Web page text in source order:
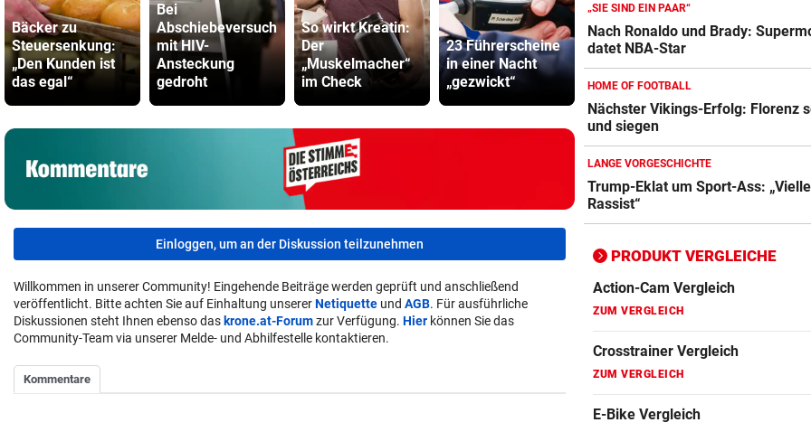
Bäcker zu
Steuersenkung:
„Den Kunden ist
das egal“
Bei
Abschiebeversuch
mit HIV-
Ansteckung
gedroht
So wirkt Kreatin:
Der
„Muskelmacher“
im Check
23 Führerscheine
in einer Nacht
„gezwickt“
Erstmals seit
April: Schwärzler
im Viertelfinale
lockt
Einloggen, um an der Diskussion teilzunehmen
Willkommen in unserer Community! Eingehende Beiträge werden geprüft und anschließend
veröffentlicht. Bitte achten Sie auf Einhaltung unsererNetiquette und AGB. Für ausführliche
Diskussionen steht Ihnen ebenso das krone.at-Forumzur Verfügung. Hier können Sie das
Community-Team via unserer Melde- und Abhilfestelle kontaktieren.
„SIE SIND EIN PAAR“
Nach Ronaldo und Brady:
datet NBA-Star
HOME OF FOOTBALL
Nächster Vikings-Erfolg: Florenz
und siegen
LANGE VORGESCHICHTE
Trump-Eklat um Sport-Ass:
Rassist“
PRODUKT VERGLEICHE
Crosstrainer Vergleich
E-Bike Vergleich
ZUM VERGLEICH
Elektro-Scooter Vergleich
ZUM VERGLEICH
Ergometer Vergleich
ZUM VERGLEICH
Fahrrad Test
ZUM VERGLEICH
Fahrradanhänger Vergleich
ZUM VERGLEICH
Faszienrolle Vergleich